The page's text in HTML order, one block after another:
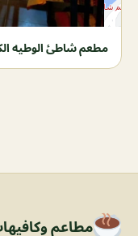
مطعم شاطئ الوطيه
مطاعم